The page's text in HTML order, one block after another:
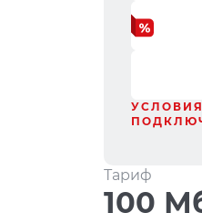
Тариф
100